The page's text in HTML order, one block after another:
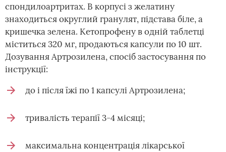
спондилоартритах. В корпусі з желатину
знаходиться округлий гранулят, підстава біле, а
кришечка зелена. Кетопрофену в одній таблетці
міститься 320 мг, продаються капсули по 10 шт.
Дозування Артрозилена, спосіб застосування по
інструкції:
до і після їжі по 1 капсулі Артрозилена;
тривалість терапії 3-4 місяці;
максимальна концентрація лікарської